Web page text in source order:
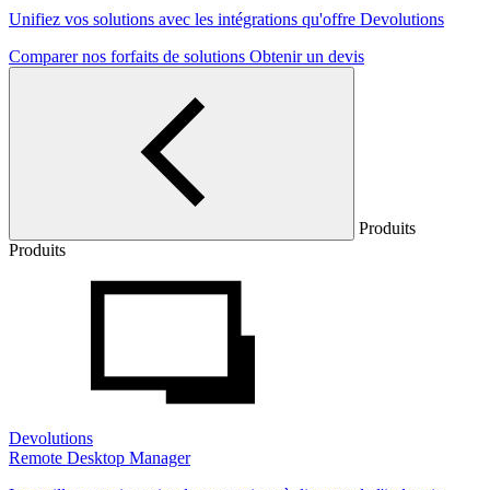
Unifiez vos solutions avec les intégrations qu'offre Devolutions
Comparer nos forfaits de solutions Obtenir un devis
Produits
Produits
Devolutions
Remote Desktop Manager